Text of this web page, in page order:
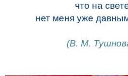
что на
нет меня уже
(В. М.